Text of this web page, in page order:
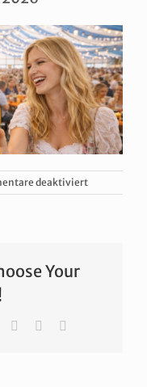
deaktiviertfür
Your
TumblrPinterest